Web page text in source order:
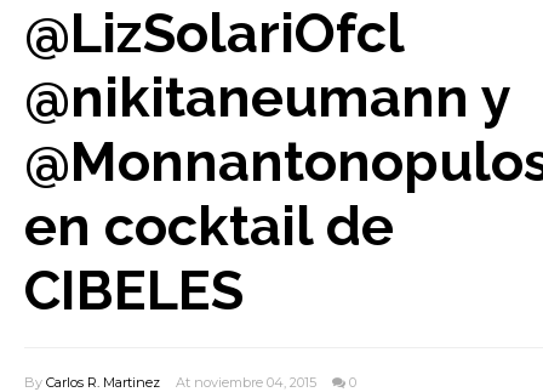
@LizSolariOfcl
@nikitaneumann y
en cocktail de
CIBELES
By Carlos R. Martinez At noviembre 04, 2015 0